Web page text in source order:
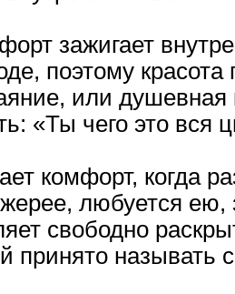
зажигает
поэтому
или душевная
«Ты чего это вся
комфорт, когда
любуется ею,
свободно
принято называть